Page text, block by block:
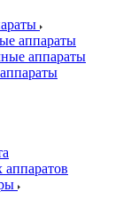
аппараты
аппараты